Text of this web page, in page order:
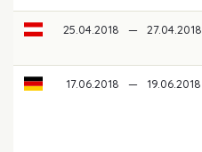
25.04.2018 — 27.04.2018
17.06.2018 — 19.06.2018